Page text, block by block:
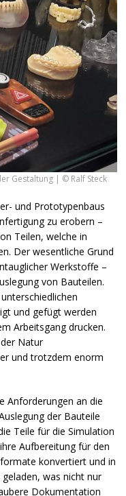
Gestaltung | © Ralf Steck
und Prototypenbaus
zu erobern –
Teilen, welche in
Der wesentliche Grund
Werkstoffe –
von Bauteilen.
und gefügt werden
Arbeitsgang drucken.
Natur
und trotzdem enorm
Anforderungen an die
der Bauteile
Teile für die Simulation
Aufbereitung für den
konvertiert und in
was nicht nur
Dokumentation